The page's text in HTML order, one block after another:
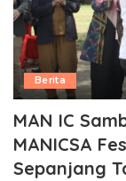
Berita
MAN IC
MANICSA
Sepanjang